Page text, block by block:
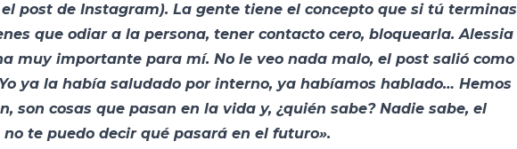
post de Instagram). La gente tiene el concepto que si tú terminas
que odiar a la persona, tener contacto cero, bloquearla. Alessia
muy importante para mí. No le veo nada malo, el post salió como
ya la había saludado por interno, ya habíamos hablado… Hemos
son cosas que pasan en la vida y, ¿quién sabe? Nadie sabe, el
te puedo decir qué pasará en el futuro».